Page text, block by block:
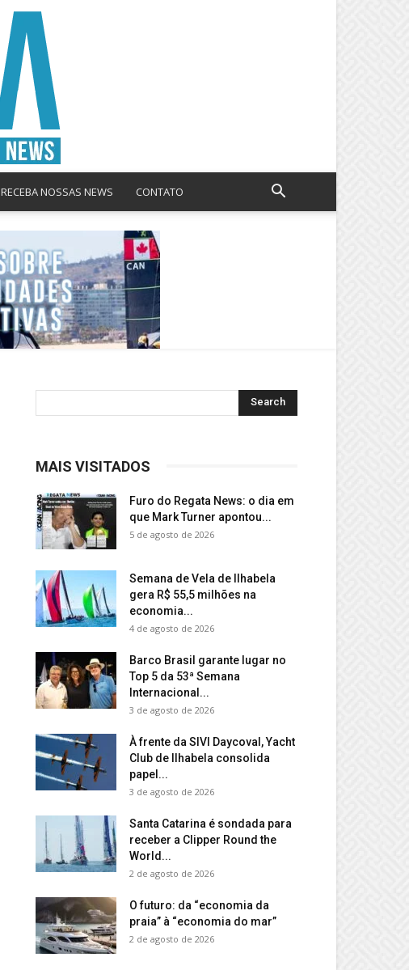
RECEBA NOSSAS NEWS CONTATO
MAIS VISITADOS
Furo do Regata News: o dia em
que Mark Turner apontou...
5 de agosto de 2026
Semana de Vela de Ilhabela
gera R$ 55,5 milhões na
economia...
4 de agosto de 2026
Barco Brasil garante lugar no
Top 5 da 53ª Semana
Internacional...
3 de agosto de 2026
À frente da SIVI Daycoval, Yacht
Club de Ilhabela consolida
papel...
3 de agosto de 2026
Santa Catarina é sondada para
receber a Clipper Round the
World...
2 de agosto de 2026
O futuro: da “economia da
praia” à “economia do mar”
2 de agosto de 2026